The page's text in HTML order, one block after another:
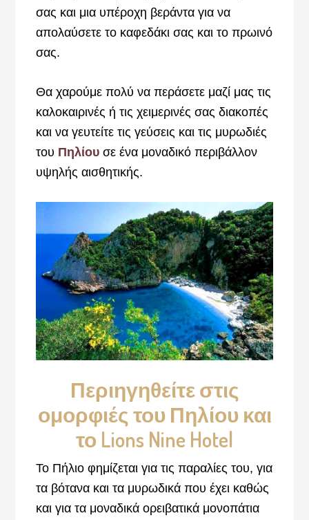
σας και μια υπέροχη βεράντα για να
απολαύσετε το καφεδάκι σας και το πρωινό
σας.
Θα χαρούμε πολύ να περάσετε μαζί μας τις
καλοκαιρινές ή τις χειμερινές σας διακοπές
και να γευτείτε τις γεύσεις και τις μυρωδιές
του Πηλίου σε ένα μοναδικό περιβάλλον
υψηλής αισθητικής.
Περιηγηθείτε στις
ομορφιές του Πηλίου και
το Lions Nine Hotel
Το Πήλιο φημίζεται για τις παραλίες του, για
τα βότανα και τα μυρωδικά που έχει καθώς
και για τα μοναδικά ορειβατικά μονοπάτια